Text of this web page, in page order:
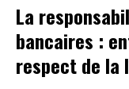
La
bancaires :
respect de